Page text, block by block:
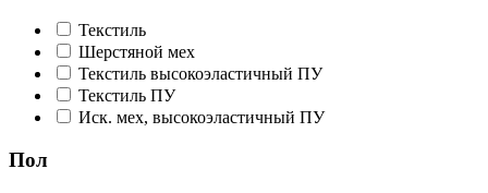
Текстиль
Шерстяной мех
Текстиль высокоэластичный ПУ
Текстиль ПУ
Иск. мех, высокоэластичный ПУ
Пол